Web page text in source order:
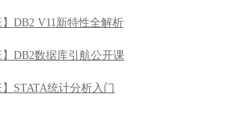
】DB2 V11新特性全解析
】DB2数据库引航公开课
】STATA统计分析入门